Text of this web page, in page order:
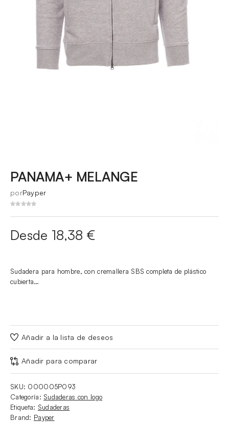
PANAMA+ MELANGE
porPayper
Desde 18,38 €
Sudadera para hombre, con cremallera SBS completa de plástico
cubierta…
Añadir a la lista de deseos
Añadir para comparar
SKU: 000005P093
Categoría: Sudaderas con logo
Etiqueta: Sudaderas
Brand: Payper